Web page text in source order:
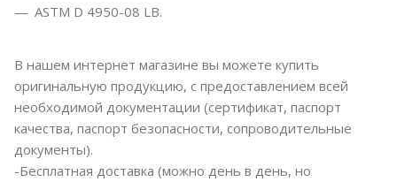
ASTM D 4950-08 LB.
В нашем интернет магазине вы можете купить
оригинальную продукцию, с предоставлением всей
необходимой документации (сертификат, паспорт
качества, паспорт безопасности, сопроводительные
документы).
-Бесплатная доставка (можно день в день, но